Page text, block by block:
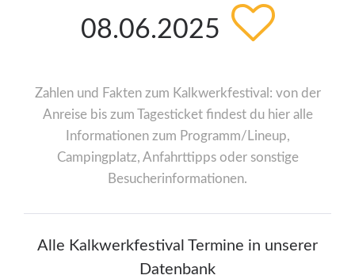
08.06.2025
Zahlen und Fakten zum Kalkwerkfestival: von der
Anreise bis zum Tagesticket findest du hier alle
Informationen zum Programm/Lineup,
Campingplatz, Anfahrttipps oder sonstige
Besucherinformationen.
Alle Kalkwerkfestival Termine in unserer
Datenbank